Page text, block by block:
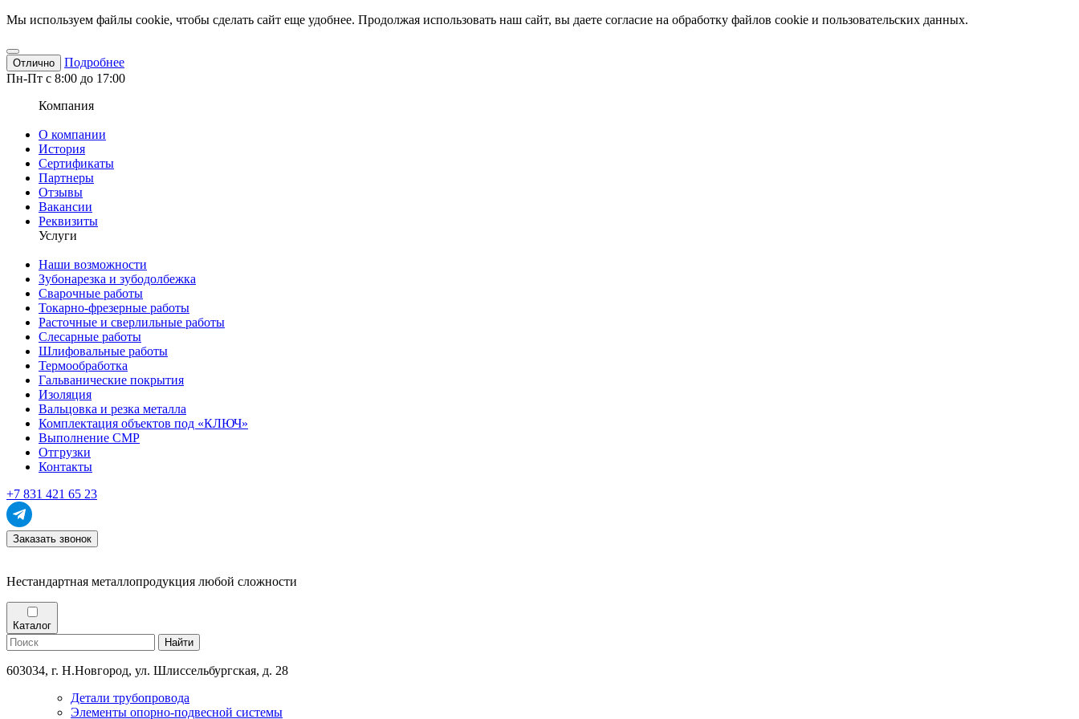
Мы используем файлы cookie, чтобы сделать сайт еще удобнее. Продолжая использовать наш сайт, вы даете согласие на обработку файлов cookie и пользовательских данных.
Отлично
Подробнее
Пн-Пт с 8:00 до 17:00
Компания
О компании
История
Сертификаты
Партнеры
Отзывы
Вакансии
Реквизиты
Услуги
Наши возможности
Зубонарезка и зубодолбежка
Сварочные работы
Токарно-фрезерные работы
Расточные и сверлильные работы
Слесарные работы
Шлифовальные работы
Термообработка
Гальванические покрытия
Изоляция
Вальцовка и резка металла
Комплектация объектов под «КЛЮЧ»
Выполнение СМР
Отгрузки
Контакты
+7 831 421 65 23
Заказать звонок
Нестандартная металлопродукция любой сложности
Каталог
Найти
603034, г. Н.Новгород, ул. Шлиссельбургская, д. 28
Детали трубопровода
Элементы опорно-подвесной системы